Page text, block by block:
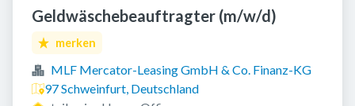
Geldwäschebeauftragter (m/w/d)
merken
MLF Mercator-Leasing GmbH & Co. Finanz-KG
97 Schweinfurt, Deutschland